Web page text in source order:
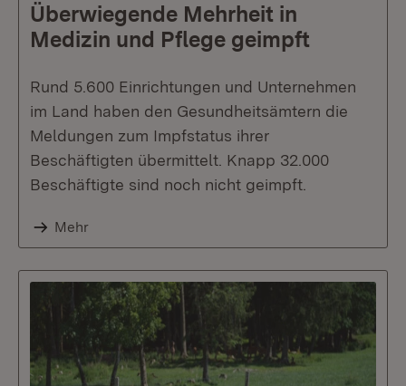
Überwiegende Mehrheit in
Medizin und Pflege geimpft
Rund 5.600 Einrichtungen und Unternehmen
im Land haben den Gesundheitsämtern die
Meldungen zum Impfstatus ihrer
Beschäftigten übermittelt. Knapp 32.000
Beschäftigte sind noch nicht geimpft.
Mehr